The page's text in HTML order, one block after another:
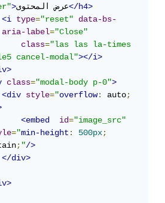
>عرض المحتوى</h4>
<i
type="reset"
data-bs-
aria-label="Close"
class="las las la-times
cancel-modal"></i>
class="modal-body p-0">
<div
style="overflow: auto;
>
<embed
id="image_src"
="min-height: 500px;
;"/>
</div>